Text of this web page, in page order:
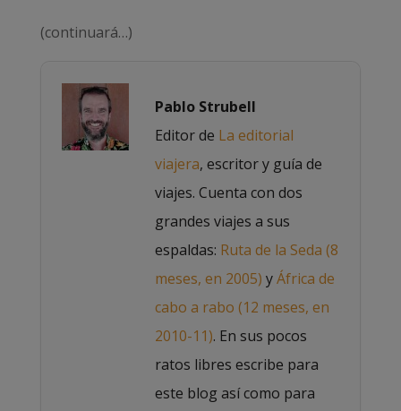
(continuará…)
Pablo Strubell
Editor de La editorial
viajera, escritor y guía de
viajes. Cuenta con dos
grandes viajes a sus
espaldas: Ruta de la Seda (8
meses, en 2005) yÁfrica de
cabo a rabo (12 meses, en
2010-11). En sus pocos
ratos libres escribe para
este blog así como para